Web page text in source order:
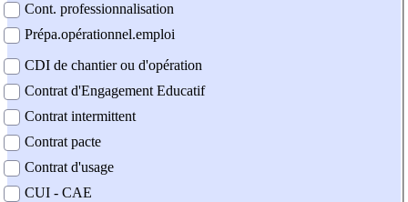
Cont. professionnalisation
Prépa.opérationnel.emploi
CDI de chantier ou d'opération
Contrat d'Engagement Educatif
Contrat intermittent
Contrat pacte
Contrat d'usage
CUI - CAE